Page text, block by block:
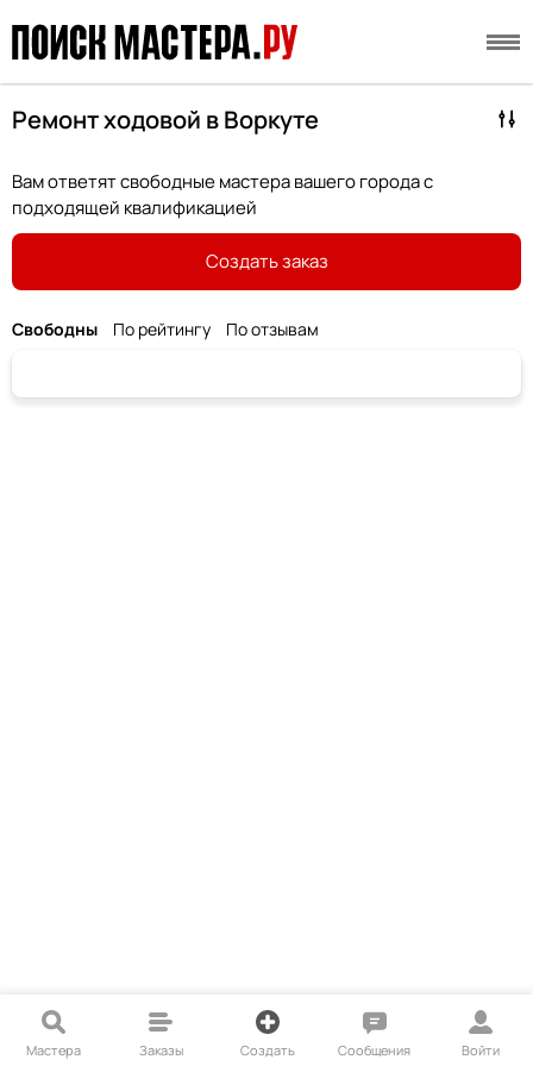
Ремонт ходовой в Воркуте
Вам ответят свободные мастера вашего города с
подходящей квалификацией
Создать заказ
Свободны По рейтингу По отзывам
Мастера Заказы Создать Сообщения Войти